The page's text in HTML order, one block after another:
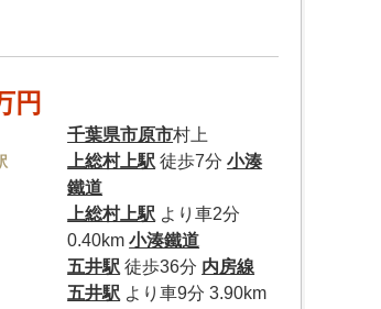
円
千葉県市原市村上
上総村上駅 徒歩7分小湊
鐵道
上総村上駅 より車2分
0.40km小湊鐵道
五井駅 徒歩36分 内房線
五井駅 より車9分 3.90km